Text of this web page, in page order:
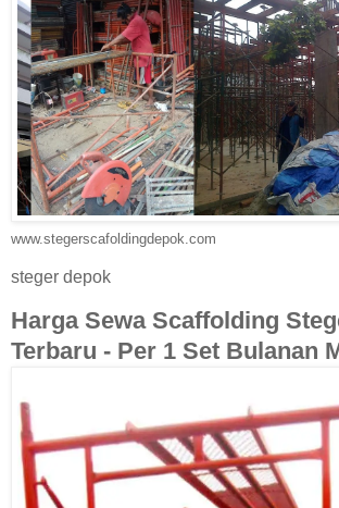
www.stegerscafoldingdepok.com
steger depok
Harga Sewa Scaffolding
Terbaru - Per 1 Set Bulanan